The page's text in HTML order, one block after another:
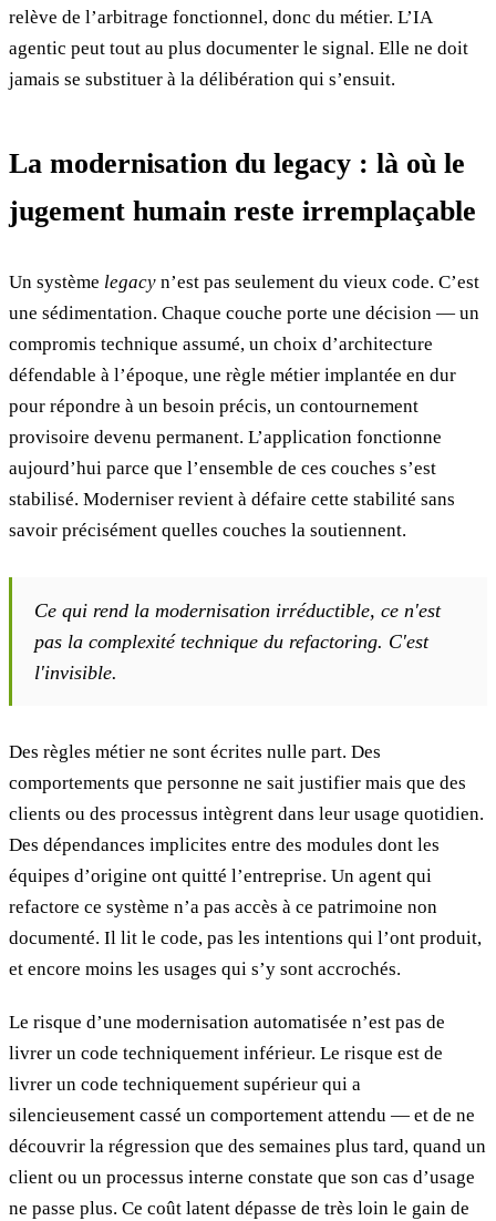
relève de l’arbitrage fonctionnel, donc du métier. L’IA
agentic peut tout au plus documenter le signal. Elle ne doit
jamais se substituer à la délibération qui s’ensuit.
La modernisation du legacy : là où le
jugement humain reste irremplaçable
Un système legacy n’est pas seulement du vieux code. C’est
une sédimentation. Chaque couche porte une décision — un
compromis technique assumé, un choix d’architecture
défendable à l’époque, une règle métier implantée en dur
pour répondre à un besoin précis, un contournement
provisoire devenu permanent. L’application fonctionne
aujourd’hui parce que l’ensemble de ces couches s’est
stabilisé. Moderniser revient à défaire cette stabilité sans
savoir précisément quelles couches la soutiennent.
Ce qui rend la modernisation irréductible, ce n'est
pas la complexité technique du refactoring. C'est
l'invisible.
Des règles métier ne sont écrites nulle part. Des
comportements que personne ne sait justifier mais que des
clients ou des processus intègrent dans leur usage quotidien.
Des dépendances implicites entre des modules dont les
équipes d’origine ont quitté l’entreprise. Un agent qui
refactore ce système n’a pas accès à ce patrimoine non
documenté. Il lit le code, pas les intentions qui l’ont produit,
et encore moins les usages qui s’y sont accrochés.
Le risque d’une modernisation automatisée n’est pas de
livrer un code techniquement inférieur. Le risque est de
livrer un code techniquement supérieur qui a
silencieusement cassé un comportement attendu — et de ne
découvrir la régression que des semaines plus tard, quand un
client ou un processus interne constate que son cas d’usage
ne passe plus. Ce coût latent dépasse de très loin le gain de